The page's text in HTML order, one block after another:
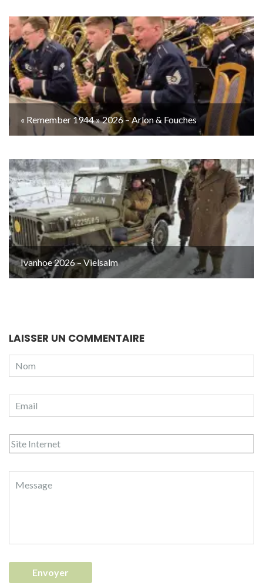
« Remember 1944 » 2026 – Arlon & Fouches
Ivanhoe 2026 – Vielsalm
LAISSER UN COMMENTAIRE